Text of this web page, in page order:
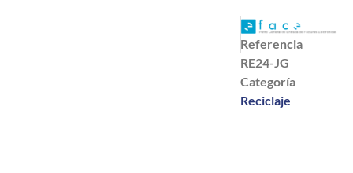
Referencia
RE24-JG
Categoría
Reciclaje